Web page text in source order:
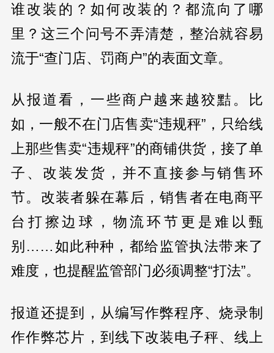
谁改装的？如何改装的？都流向了哪
里？这三个问号不弄清楚，整治就容易
流于“查门店、罚商户”的表面文章。
从报道看，一些商户越来越狡黠。比
如，一般不在门店售卖“违规秤”，只给线
上那些售卖“违规秤”的商铺供货，接了单
子、改装发货，并不直接参与销售环
节。改装者躲在幕后，销售者在电商平
台打擦边球，物流环节更是难以甄
别……如此种种，都给监管执法带来了
难度，也提醒监管部门必须调整“打法”。
报道还提到，从编写作弊程序、烧录制
作作弊芯片，到线下改装电子秤、线上